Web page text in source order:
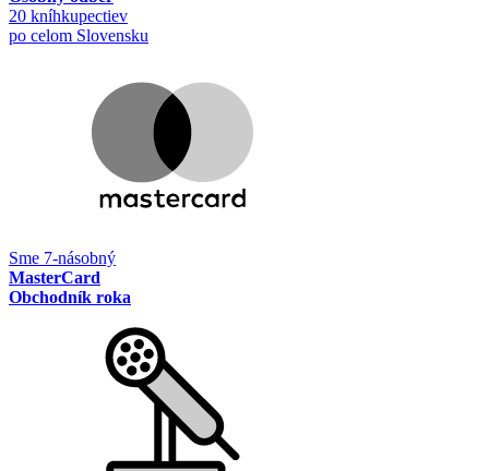
20 kníhkupectiev
po celom Slovensku
Sme 7-násobný
MasterCard
Obchodník roka